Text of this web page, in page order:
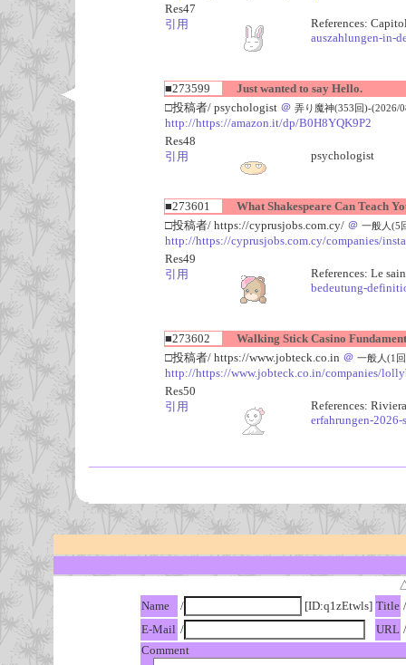
Res47
引用
References:
auszahlungen-in-
■273599
Just wanted to say Hello.
□投稿者/ psychologist ＠ 弄り魔神(353回)-(2026/
http://https://amazon.it/dp/B0H8YQK9P2
Res48
引用
psychologist
■273601
What Shakespeare Can Teach
□投稿者/ https://cyprusjobs.com.cy/ ＠ 一般人(5
http://https://cyprusjobs.com.cy/companies/
Res49
引用
References: Le
bedeutung-
■273602
Walking Stick Casino
□投稿者/ https://www.jobteck.co.in ＠ 一般人(1
http://https://www.jobteck.co.in/companies/
Res50
引用
References:
erfahrungen-
Name
/ [ID:q1zEtwls] Title /
E-Mail / URL /
Comment